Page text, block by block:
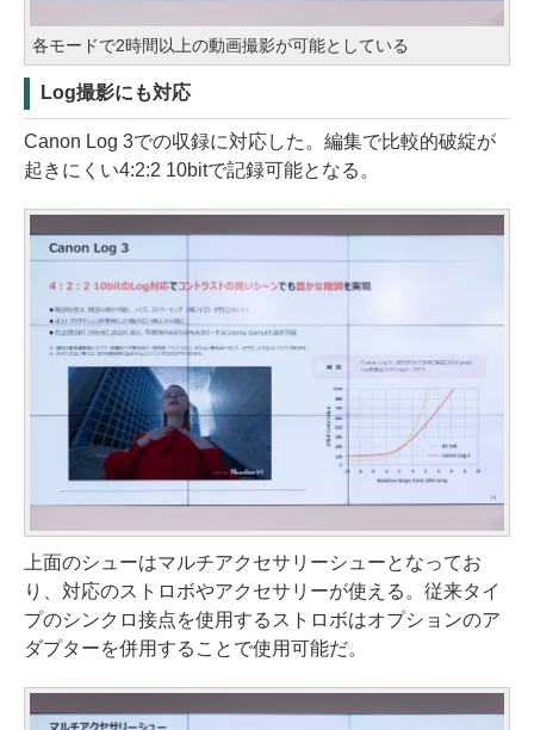
各モードで2時間以上の動画撮影が可能としている
Log撮影にも対応
Canon Log 3での収録に対応した。編集で比較的破綻が
起きにくい4:2:2 10bitで記録可能となる。
上面のシューはマルチアクセサリーシューとなってお
り、対応のストロボやアクセサリーが使える。従来タイ
プのシンクロ接点を使用するストロボはオプションのア
ダプターを併用することで使用可能だ。